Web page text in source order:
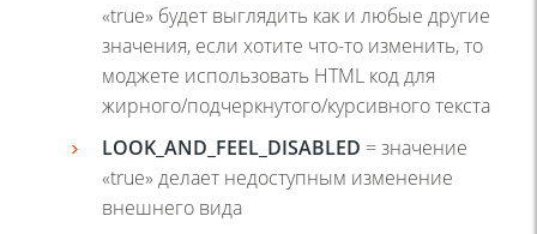
«true» будет выглядить как и любые другие
значения, если хотите что-то изменить, то
моджете использовать HTML код для
жирного/подчеркнутого/курсивного текста
LOOK AND FEEL DISABLED = значение
«true» делает недоступным изменение
внешнего вида